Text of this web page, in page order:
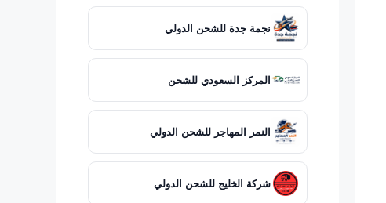
نجمة جدة للشحن الدولي
المركز السعودي للشحن
النمر المهاجر للشحن الدولي
شركة الخليج للشحن الدولي